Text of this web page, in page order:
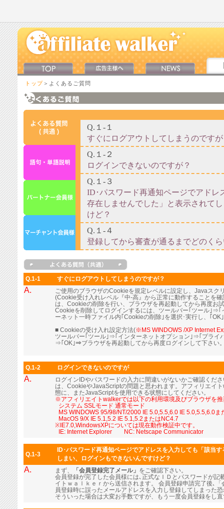
トップ ＞よくあるご質問
Q.1-1 すぐにログアウトしてしまうのですが？
A.
ご使用のブラウザのCookieを規定レベルに設定し、Javaスク
(Cookie受け入れレベル『中-高』から正常に動作することを
は、Cookieの削除を行い、ブラウザを再起動してから再度お
Cookieを削除してログインするには、ツールバー｢ツール｣⇒
ーネット一時ファイル内｢Cookieの削除｣を選択･実行し、｢
■ Cookieの受け入れ設定方法(※MS WINDOWS /XP Internet
ツールバー｢ツール｣⇒｢インターネットオプション｣⇒｢プライ
⇒｢OK｣⇒ブラウザを再起動してから再度ログインして下さい
Q.1-2 ログインできないのですが
A.
ログインIDやパスワードの入力に間違いがないかご確認くだ
は、CookieやJavaScriptの問題と思われます。アフィリエイ
態に、またJavaScriptを使用できる状態にしてください。
※アフィリエイトwalkerでは以下の利用環境及びブラウザを
システム SSLモード 通常モード
MS WINDOWS 95/98/NT/2000 IE 5.0,5.5,6.0 IE 5.0,5.5,6.0ま
MacOS 9/X IE 5.1,5.2 IE 5.1,5.2またはNC4.7
※IE7.0,WindowsXPについては現在動作検証中です。
IE: Internet Explorer NC: Netscape Communicator
Q.1-3
ID･パスワード再通知ページでアドレスを入力しても「該当
しまい、ログインもできないんですけど？
A. まず、 「会員登録完了メール」 をご確認下さい。
会員登録が完了した会員様には､正式なＩＤとパスワードが
イトｗａｌｋｅｒから送信されます。 会員登録申請完了後､
員登録時に誤ったメールアドレスを入力し登録してしまった
そういった場合は大変お手数ですが、もう一度会員登録をし